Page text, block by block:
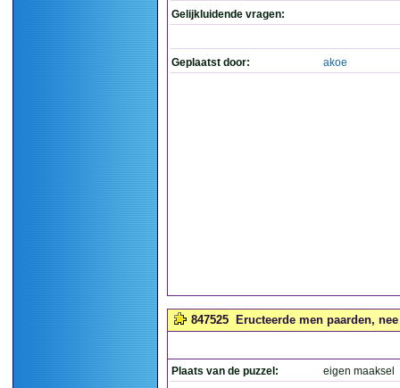
Gelijkluidende vragen:
Geplaatst door: akoe
847525 Eructeerde men paarden,
Plaats van de puzzel:
eigen maaksel